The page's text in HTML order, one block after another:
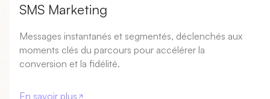
SMS Marketing
Messages instantanés et segmentés, déclenchés aux
moments clés du parcours pour accélérer la
conversion et la fidélité.
En savoir plus
L’impact que nous créons, ensemble